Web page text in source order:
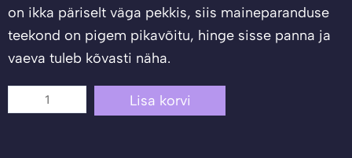
on ikka päriselt väga pekkis, siis maineparanduse
teekond on pigem pikavõitu, hinge sisse panna ja
vaeva tuleb kõvasti näha.
Remont
nimega
Lisa korvi